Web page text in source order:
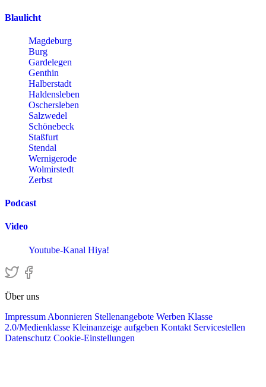
Blaulicht
Magdeburg
Burg
Gardelegen
Genthin
Halberstadt
Haldensleben
Oschersleben
Salzwedel
Schönebeck
Staßfurt
Stendal
Wernigerode
Wolmirstedt
Zerbst
Podcast
Video
Youtube-Kanal Hiya!
Über uns
Impressum Abonnieren Stellenangebote Werben Klasse
2.0/Medienklasse Kleinanzeige aufgeben Kontakt Servicestellen
Datenschutz Cookie-Einstellungen